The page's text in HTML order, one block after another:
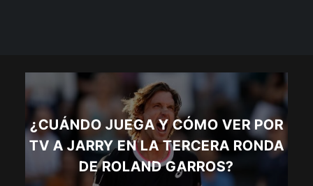
¿CUÁNDO JUEGA Y CÓMO VER POR
TV A JARRY EN LA TERCERA RONDA
DE ROLAND GARROS?